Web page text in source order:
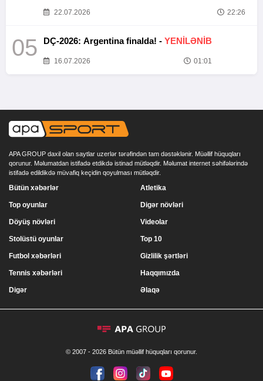
22.07.2026 22:26
05 DÇ-2026: Argentina finalda! - YENİLƏNİB
16.07.2026 01:01
APA GROUP daxil olan saytlar uzerlər tərəfindən tam dəstəklənir. Müəllif hüquqları
qorunur. Məlumatdan istifadə etdikdə istinad mütləqdir. Məlumat internet səhifələrində
istifadə edildikdə müvafiq keçidin qoyulması mütləqdir.
Bütün xəbərlər
Top oyunlar
Döyüş növləri
Stolüstü oyunlar
Atletika
Digər növləri
Videolar
Top 10
Futbol xəbərləri
Tennis xəbərləri
Digər
Gizlilik şərtləri
Haqqımızda
Əlaqə
© 2007 - 2026 Bütün müəllif hüquqları qorunur.